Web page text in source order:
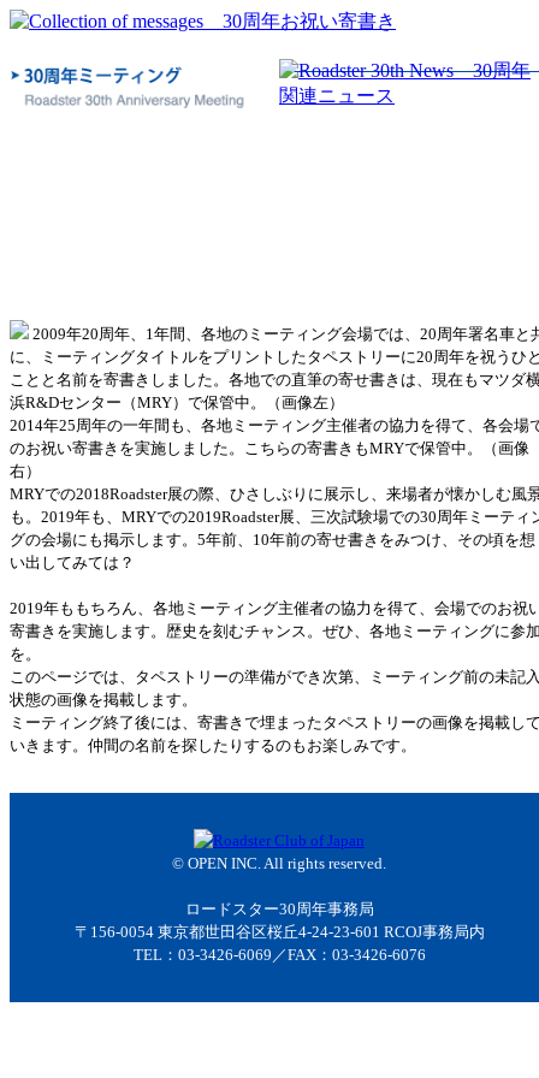
2009年20周年、1年間、各地のミーティング会場では、20周年署名車と
に、ミーティングタイトルをプリントしたタペストリーに20周年を祝うひ
ことと名前を寄書きしました。各地での直筆の寄せ書きは、現在もマツダ
浜R&Dセンター（MRY）で保管中。（画像左）
2014年25周年の一年間も、各地ミーティング主催者の協力を得て、各会場
のお祝い寄書きを実施しました。こちらの寄書きもMRYで保管中。（画像
右）
MRYでの2018Roadster展の際、ひさしぶりに展示し、来場者が懐かしむ風
も。2019年も、MRYでの2019Roadster展、三次試験場での30周年ミーティ
グの会場にも掲示します。5年前、10年前の寄せ書きをみつけ、その頃を想
い出してみては？
2019年ももちろん、各地ミーティング主催者の協力を得て、会場でのお祝
寄書きを実施します。歴史を刻むチャンス。ぜひ、各地ミーティングに参
を。
このページでは、タペストリーの準備ができ次第、ミーティング前の未記
状態の画像を掲載します。
ミーティング終了後には、寄書きで埋まったタペストリーの画像を掲載し
いきます。仲間の名前を探したりするのもお楽しみです。
© OPEN INC. All rights reserved.
ロードスター30周年事務局
〒156-0054 東京都世田谷区桜丘4-24-23-601 RCOJ事務局内
TEL：03-3426-6069／FAX：03-3426-6076